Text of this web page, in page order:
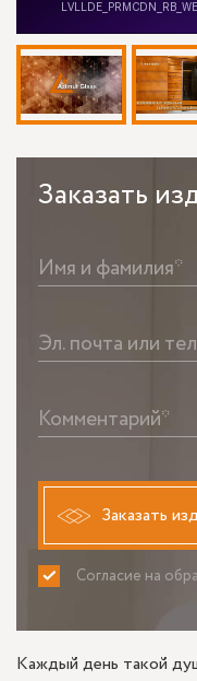
Заказать
Имя и фамилия*
Эл. почта или
Комментарий*
Заказать
Согласие на
Каждый день такой